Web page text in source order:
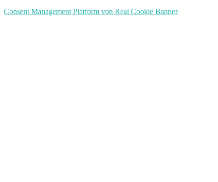
Consent Management Platform von Real Cookie Banner